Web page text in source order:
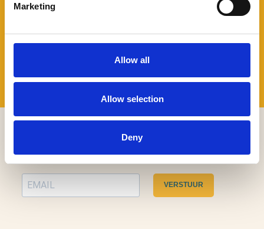
Marketing
Allow all
Allow selection
Deny
Benieuwd naar wat er allemaal te beleven valt in De
Langstraat en wil je daarover graag persoonlijk advies? Je
kunt terecht bij onze Toeristische Informatiepunten.
MELD JE AAN VOOR ONZE NIEUWSBRIEF
VERSTUUR